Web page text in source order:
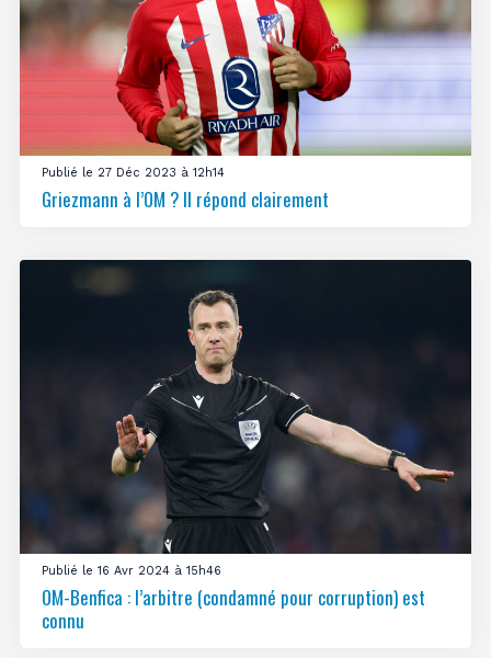
Publié le 27 Déc 2023 à 12h14
Griezmann à l’OM ? Il répond clairement
Publié le 16 Avr 2024 à 15h46
OM-Benfica : l’arbitre (condamné pour corruption) est
connu